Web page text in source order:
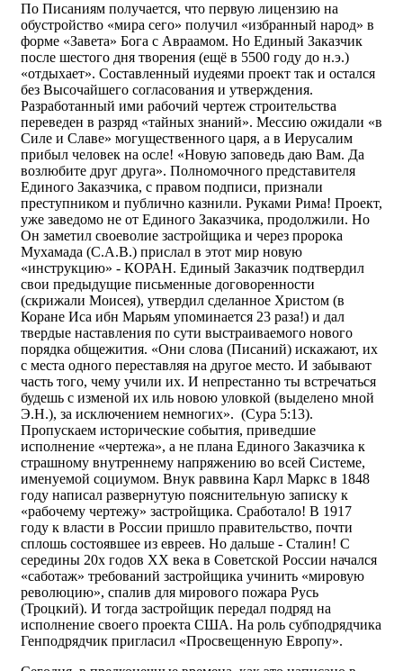
По Писаниям получается, что первую лицензию на
обустройство «мира сего» получил «избранный народ» в
форме «Завета» Бога с Авраамом. Но Единый Заказчик
после шестого дня творения (ещё в 5500 году до н.э.)
«отдыхает». Составленный иудеями проект так и остался
без Высочайшего согласования и утверждения.
Разработанный ими рабочий чертеж строительства
переведен в разряд «тайных знаний». Мессию ожидали «в
Силе и Славе» могущественного царя, а в Иерусалим
прибыл человек на осле! «Новую заповедь даю Вам. Да
возлюбите друг друга». Полномочного представителя
Единого Заказчика, с правом подписи, признали
преступником и публично казнили. Руками Рима! Проект,
уже заведомо не от Единого Заказчика, продолжили. Но
Он заметил своеволие застройщика и через пророка
Мухамада (С.А.В.) прислал в этот мир новую
«инструкцию» - КОРАН. Единый Заказчик подтвердил
свои предыдущие письменные договоренности
(скрижали Моисея), утвердил сделанное Христом (в
Коране Иса ибн Марьям упоминается 23 раза!) и дал
твердые наставления по сути выстраиваемого нового
порядка общежития. «Они слова (Писаний) искажают, их
с места одного переставляя на другое место. И забывают
часть того, чему учили их. И непрестанно ты встречаться
будешь с изменой их иль новою уловкой (выделено мной
Э.Н.), за исключением немногих». (Сура 5:13).
Пропускаем исторические события, приведшие
исполнение «чертежа», а не плана Единого Заказчика к
страшному внутреннему напряжению во всей Системе,
именуемой социумом. Внук раввина Карл Маркс в 1848
году написал развернутую пояснительную записку к
«рабочему чертежу» застройщика. Сработало! В 1917
году к власти в России пришло правительство, почти
сплошь состоявшее из евреев. Но дальше - Сталин! С
середины 20х годов ХХ века в Советской России начался
«саботаж» требований застройщика учинить «мировую
революцию», спалив для мирового пожара Русь
(Троцкий). И тогда застройщик передал подряд на
исполнение своего проекта США. На роль субподрядчика
Генподрядчик пригласил «Просвещенную Европу».